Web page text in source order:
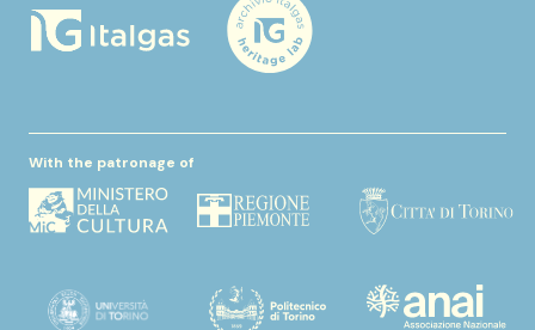
With the patronage of